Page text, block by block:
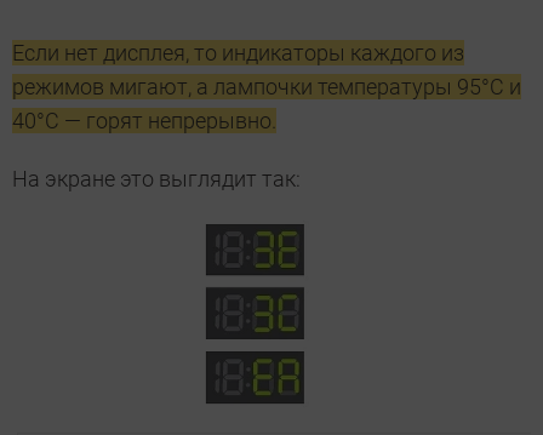
Если нет дисплея, то индикаторы каждого из
режимов мигают, а лампочки температуры 95°С и
40°С — горят непрерывно.
На экране это выглядит так: